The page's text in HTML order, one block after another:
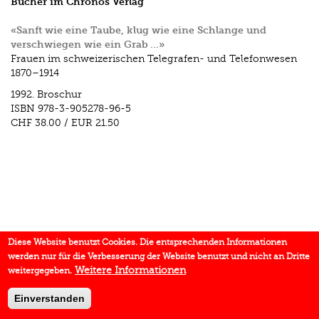
«Sanft wie eine Taube, klug wie eine Schlange und
verschwiegen wie ein Grab …»
Frauen im schweizerischen Telegrafen- und Telefonwesen
1870–1914
1992. Broschur
ISBN 978-3-905278-96-5
CHF 38.00 / EUR 21.50
Diese Website benutzt Cookies. Die entsprechenden Informationen
werden nur für die Verbesserung der Website benutzt und nicht an Dritte
weitergegeben. Weitere Informationen
Einverstanden